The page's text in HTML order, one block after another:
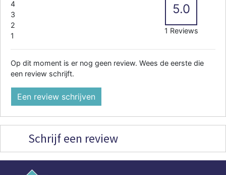
4
3
2
1
5.0
1 Reviews
Op dit moment is er nog geen review. Wees de eerste die
een review schrijft.
Een review schrijven
Schrijf een review